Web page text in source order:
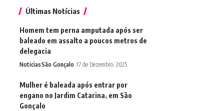
Últimas Notícias
Homem tem perna amputada após ser
baleado em assalto a poucos metros de
delegacia
NoticiasSão Gonçalo 17 de Dezembro, 2025
Mulher é baleada após entrar por
engano no Jardim Catarina, em São
Gonçalo